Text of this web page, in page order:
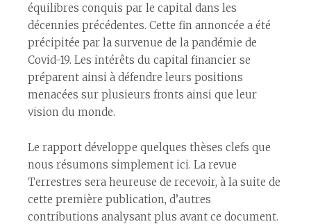
équilibres conquis par le capital dans les
décennies précédentes. Cette fin annoncée a été
précipitée par la survenue de la pandémie de
Covid-19. Les intérêts du capital financier se
préparent ainsi à défendre leurs positions
menacées sur plusieurs fronts ainsi que leur
vision du monde.
Le rapport développe quelques thèses clefs que
nous résumons simplement ici. La revue
Terrestres sera heureuse de recevoir, à la suite de
cette première publication, d’autres
contributions analysant plus avant ce document.